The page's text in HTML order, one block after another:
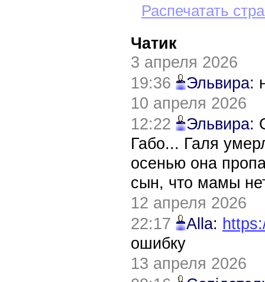
Распечатать
Чатик
3 апреля 2026
19:36
Эльвира:
10 апреля 2026
12:22
Эльвира:
Габо... Галя
осенью она
сын, что мамы
12 апреля 2026
22:17
Alla:
ошибку
13 апреля 2026